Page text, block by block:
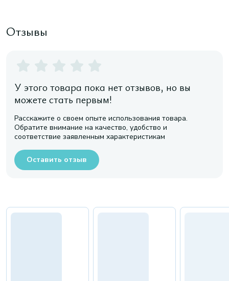
Отзывы
У этого товара пока нет отзывов, но вы
можете стать первым!
Расскажите о своем опыте использования товара.
Обратите внимание на качество, удобство и
соответствие заявленным характеристикам
Оставить отзыв